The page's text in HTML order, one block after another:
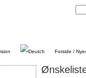
Forside /